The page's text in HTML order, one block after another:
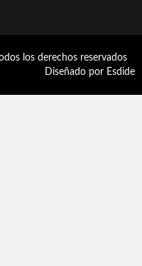
los derechos reservados
Diseñado por Esdide